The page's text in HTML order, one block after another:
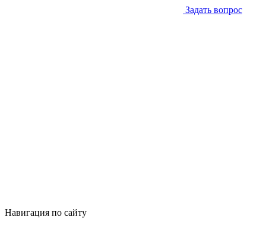
Задать вопрос
Навигация по сайту